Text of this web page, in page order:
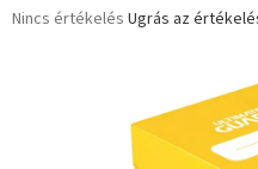
A
Nincs értékelés Ugrás az